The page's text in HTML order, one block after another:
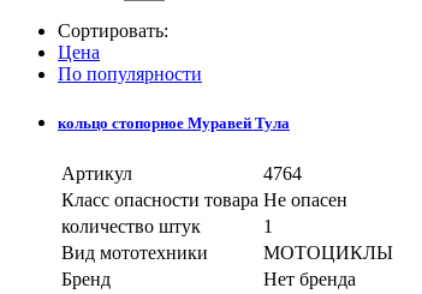
Сортировать:
Цена
По популярности
кольцо стопорное Муравей Тула
Артикул
4764
Класс опасности товара Не опасен
количество штук
1
Вид мототехники
МОТОЦИКЛЫ
Бренд
Нет бренда